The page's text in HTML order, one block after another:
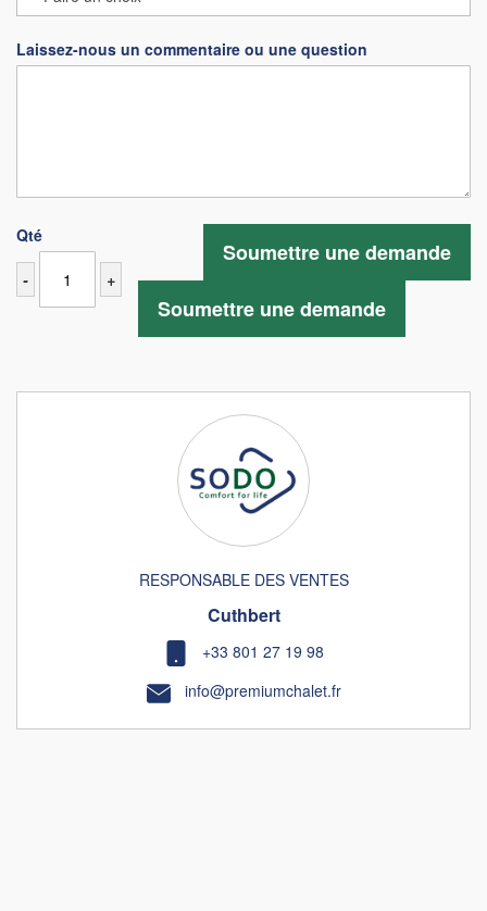
Laissez-nous un commentaire ou une question
Qté
- +
Soumettre une demande
Soumettre une demande
RESPONSABLE DES VENTES
Cuthbert
+33 801 27 19 98
info@premiumchalet.fr